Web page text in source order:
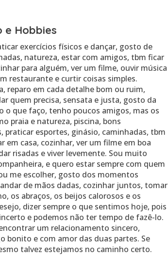
e Hobbies
exercícios físicos e dançar, gosto de
natureza, estar com amigos, tbm ficar
para alguém, ver um filme, ouvir música
restaurante e curtir coisas simples.
reparo em cada detalhe bom ou ruim,
quem precisa, sensata e justa, gosto da
o que faço, tenho poucos amigos, mas os
praia e natureza, piscina, bons
praticar esportes, ginásio, caminhadas, tbm
em casa, cozinhar, ver um filme em boa
risadas e viver levemente. Sou muito
e quero estar sempre com quem
me escolher, gosto dos momentos
de mãos dadas, cozinhar juntos, tomar
os abraços, os beijos calorosos e os
dizer sempre o que sentimos hoje, pois
e podemos não ter tempo de fazê-lo.
um relacionamento sincero,
bonito e com amor das duas partes. Se
talvez estejamos no caminho certo.